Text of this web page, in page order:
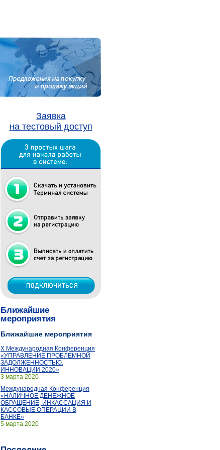
Заявка
на тестовый доступ
Ближайшие
мероприятия
Ближайшие мероприятия
X Международная Конференция
«УПРАВЛЕНИЕ ПРОБЛЕМНОЙ
ЗАДОЛЖЕННОСТЬЮ.
ИННОВАЦИИ 2020»
3 марта 2020
Международная Конференция
«НАЛИЧНОЕ ДЕНЕЖНОЕ
ОБРАЩЕНИЕ, ИНКАССАЦИЯ И
КАССОВЫЕ ОПЕРАЦИИ В
БАНКЕ»
5 марта 2020